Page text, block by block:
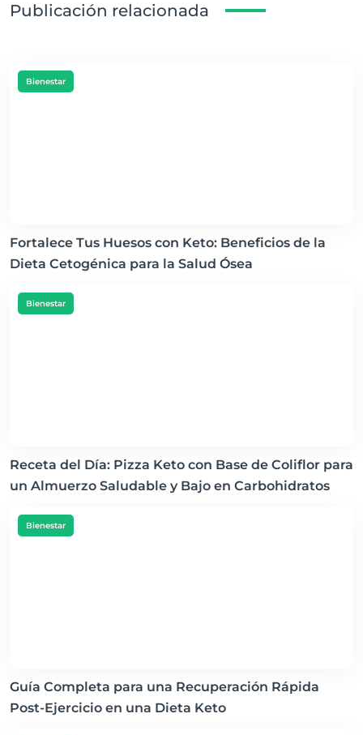
Publicación relacionada
Bienestar
Fortalece Tus Huesos con Keto: Beneficios de la
Dieta Cetogénica para la Salud Ósea
Bienestar
Receta del Día: Pizza Keto con Base de Coliflor para
un Almuerzo Saludable y Bajo en Carbohidratos
Bienestar
Guía Completa para una Recuperación Rápida
Post-Ejercicio en una Dieta Keto